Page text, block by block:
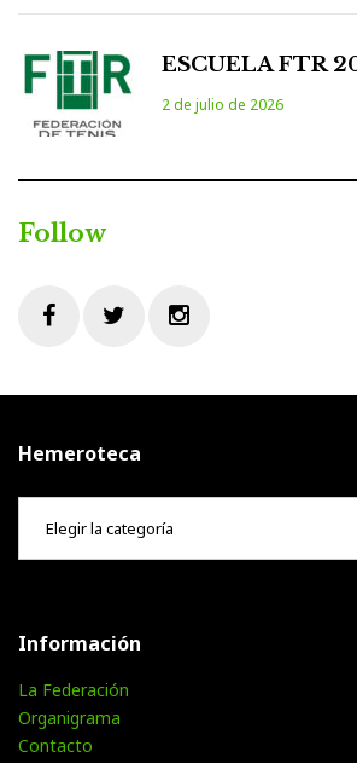
ESCUELA FTR
2 de julio de 2026
Follow
Hemeroteca
Hemeroteca
Información
La Federación
Organigrama
Contacto